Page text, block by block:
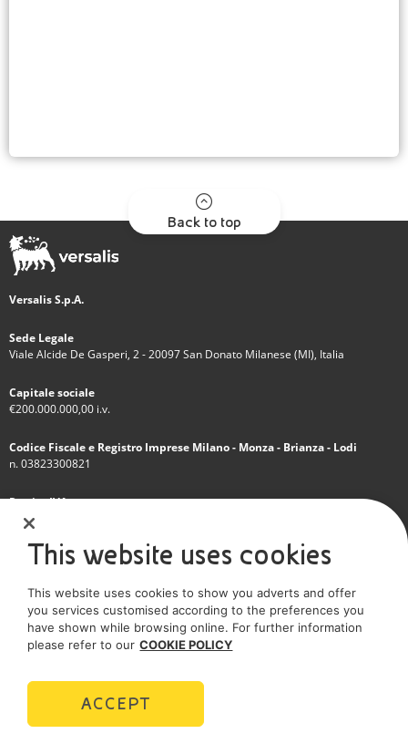
Back to top
Versalis S.p.A.
Sede Legale
Viale Alcide De Gasperi, 2 - 20097 San Donato Milanese (MI), Italia
Capitale sociale
€200.000.000,00 i.v.
Codice Fiscale e Registro Imprese Milano - Monza - Brianza - Lodi
n. 03823300821
Partita IVA
IT 01768800748 - R.E.A. Milano n.1351279
Società soggetta all'attività di direzione e coordinamento dell'Eni S.p.A.
Società con unico socio
SOCIAL MEDIA
POLICIES
This website uses cookies
This website uses cookies to show you adverts and offer
you services customised according to the preferences you
have shown while browsing online. For further information
please refer to our COOKIE POLICY
ACCEPT